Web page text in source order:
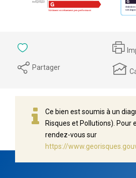
Partager
Ce bien est soumis à un
Risques et Pollutions). Pour
rendez-vous sur
https://